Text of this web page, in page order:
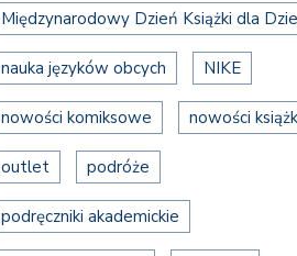
Międzynarodowy Dzień Książki dla
nauka języków obcych NIKE
nowości komiksowe nowości
outlet podróże
podręczniki akademickie